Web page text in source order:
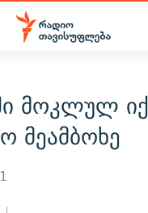
მოკლულ
მეამბოხე